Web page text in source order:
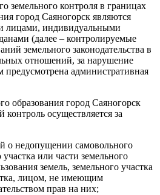
земельного контроля в границах
город Саяногорск являются
лицами, индивидуальными
(далее – контролируемые
земельного законодательства в
отношений, за нарушение
предусмотрена административная
образования город Саяногорск
осуществляется за
о недопущении самовольного
участка или части земельного
земель, земельного участка
лицом, не имеющим
прав на них;